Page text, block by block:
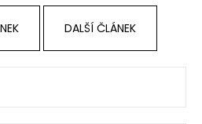
DALŠÍ ČLÁNEK